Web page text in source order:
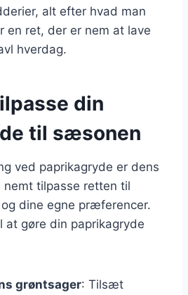
alt efter hvad man
en ret, der er nem at lave
hverdag.
din
til sæsonen
ved paprikagryde er dens
nemt tilpasse retten til
dine egne præferencer.
at gøre din paprikagryde
grøntsager: Tilsæt